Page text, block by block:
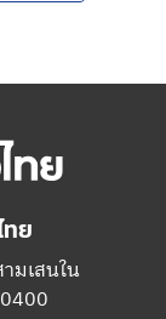
ทย
มเสนใน